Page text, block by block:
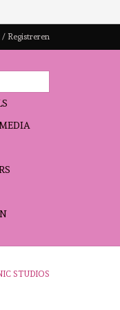
Registreren
STUDIOS